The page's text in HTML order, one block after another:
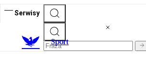
Serwisy
Sport